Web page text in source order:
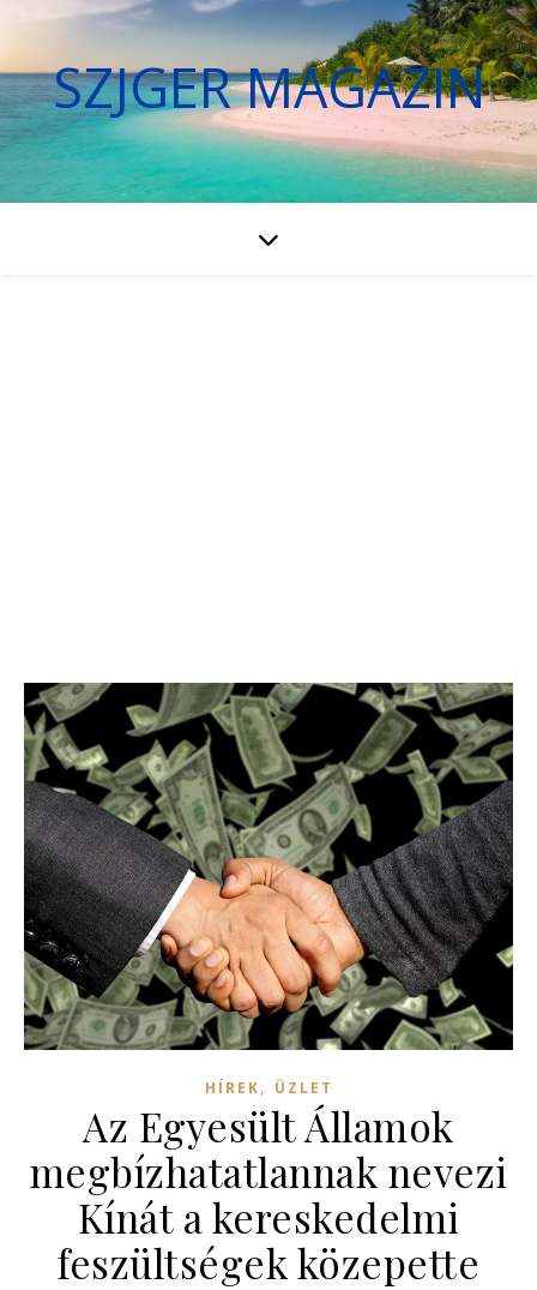
SZJGER MAGAZIN
HÍREK, ÜZLET
Az Egyesült Államok
megbízhatatlannak nevezi
Kínát a kereskedelmi
feszültségek közepette